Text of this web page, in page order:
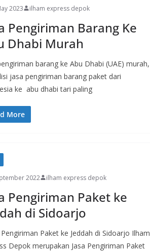
2023 ilham express depok
Pengiriman Barang Ke
Dhabi Murah
barang ke Abu Dhabi (UAE) murah,
jasa pengiriman barang paket dari
ke abu dhabi tari paling
More
2022 ilham express depok
Pengiriman Paket ke
di Sidoarjo
Pengiriman Paket ke Jeddah di Sidoarjo Ilham
Depok merupakan Jasa Pengiriman Paket